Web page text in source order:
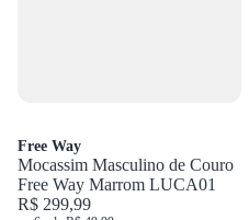
Free Way
Mocassim Masculino de Couro
Free Way Marrom LUCA01
R$ 299,99